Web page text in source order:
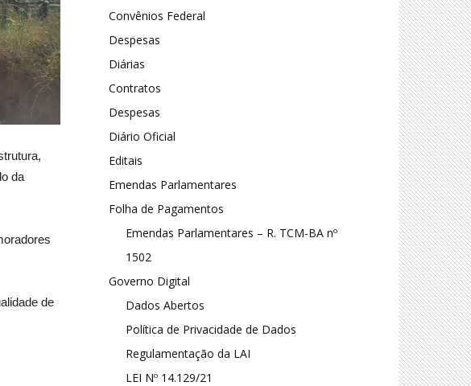
da
de
Convênios Federal
Despesas
Diárias
Contratos
Despesas
Diário Oficial
Editais
Emendas Parlamentares
Folha de Pagamentos
Emendas Parlamentares – R. TCM-BA nº
1502
Governo Digital
Dados Abertos
Política de Privacidade de Dados
Regulamentação da LAI
LEI Nº 14.129/21